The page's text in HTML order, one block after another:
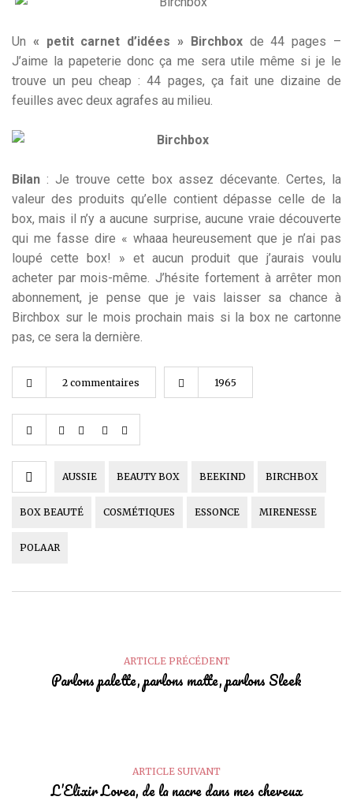
Un « petit carnet d’idées » Birchboxde 44 pages –
J’aime la papeterie donc ça me sera utile même si je le
trouve un peu cheap : 44 pages, ça fait une dizaine de
feuilles avec deux agrafes au milieu.
Bilan : Je trouve cette box assez décevante. Certes, la
valeur des produits qu’elle contient dépasse celle de la
box, mais il n’y a aucune surprise, aucune vraie découverte
qui me fasse dire « whaaa heureusement que je n’ai pas
loupé cette box! » et aucun produit que j’aurais voulu
acheter par mois-même. J’hésite fortement à arrêter mon
abonnement, je pense que je vais laisser sa chance à
Birchbox sur le mois prochain mais si la box ne cartonne
pas, ce sera la dernière.
2 commentaires 1965
AUSSIE BEAUTY BOX BEEKIND BIRCHBOX
BOX BEAUTÉ COSMÉTIQUES ESSONCE MIRENESSE
POLAAR
ARTICLE PRÉCÉDENT
Parlons palette, parlons matte, parlons Sleek
ARTICLE SUIVANT
L’Elixir Lovea, de la nacre dans mes cheveux